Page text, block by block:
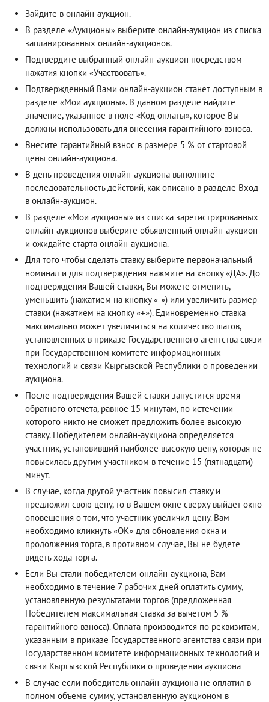
Зайдите в онлайн-аукцион.
В разделе «Аукционы» выберите онлайн-аукцион из списка
запланированных онлайн-аукционов.
Подтвердите выбранный онлайн-аукцион посредством
нажатия кнопки «Участвовать».
Подтвержденный Вами онлайн-аукцион станет доступным в
разделе «Мои аукционы». В данном разделе найдите
значение, указанное в поле «Код оплаты», которое Вы
должны использовать для внесения гарантийного взноса.
Внесите гарантийный взнос в размере 5 % от стартовой
цены онлайн-аукциона.
В день проведения онлайн-аукциона выполните
последовательность действий, как описано в разделе Вход
в онлайн-аукцион.
В разделе «Мои аукционы» из списка зарегистрированных
онлайн-аукционов выберите объявленный онлайн-аукцион
и ожидайте старта онлайн-аукциона.
Для того чтобы сделать ставку выберите первоначальный
номинал и для подтверждения нажмите на кнопку «ДА». До
подтверждения Вашей ставки, Вы можете отменить,
уменьшить (нажатием на кнопку «-») или увеличить размер
ставки (нажатием на кнопку «+»). Единовременно ставка
максимально может увеличиться на количество шагов,
установленных в приказе Государственного агентства связи
при Государственном комитете информационных
технологий и связи Кыргызской Республики о проведении
аукциона.
После подтверждения Вашей ставки запустится время
обратного отсчета, равное 15 минутам, по истечении
которого никто не сможет предложить более высокую
ставку. Победителем онлайн-аукциона определяется
участник, установивший наиболее высокую цену, которая не
повысилась другим участником в течение 15 (пятнадцати)
минут.
В случае, когда другой участник повысил ставку и
предложил свою цену, то в Вашем окне сверху выйдет окно
оповещения о том, что участник увеличил цену. Вам
необходимо кликнуть «ОК» для обновления окна и
продолжения торга, в противном случае, Вы не будете
видеть хода торга.
Если Вы стали победителем онлайн-аукциона, Вам
необходимо в течение 7 рабочих дней оплатить сумму,
установленную результатами торгов (предложенная
Победителем максимальная ставка за вычетом 5 %
гарантийного взноса). Оплата производится по реквизитам,
указанным в приказе Государственного агентства связи при
Государственном комитете информационных технологий и
связи Кыргызской Республики о проведении аукциона
В случае если победитель онлайн-аукциона не оплатил в
полном объеме сумму, установленную аукционом в